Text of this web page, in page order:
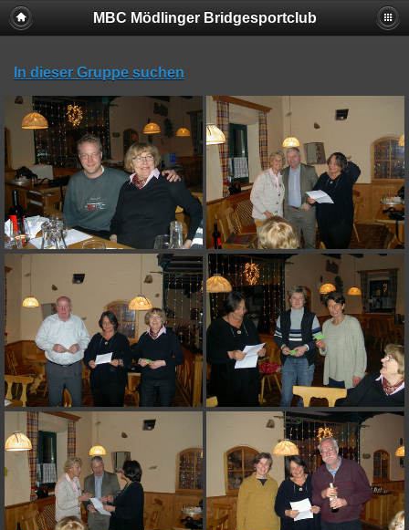
MBC Mödlinger Bridgesportclub
In dieser Gruppe suchen